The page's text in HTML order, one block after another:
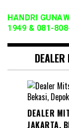
HANDRI
1949 & 081-
DEALER
JAKARTA,